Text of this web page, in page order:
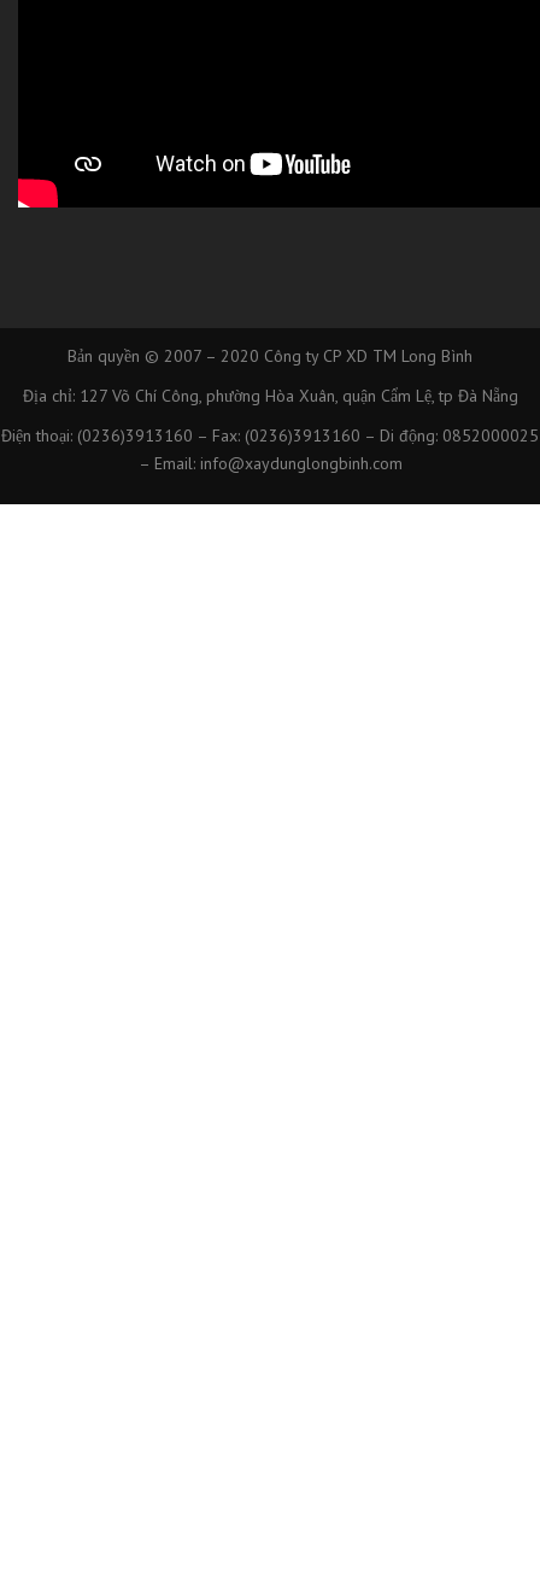
Bản quyền © 2007 – 2020 Công ty CP XD TM Long Bình
Địa chỉ: 127 Võ Chí Công, phường Hòa Xuân, quận Cẩm Lệ, tp Đà Nẵng
Điện thoại: (0236)3913160 – Fax: (0236)3913160 – Di động: 0852000025
– Email: info@xaydunglongbinh.com